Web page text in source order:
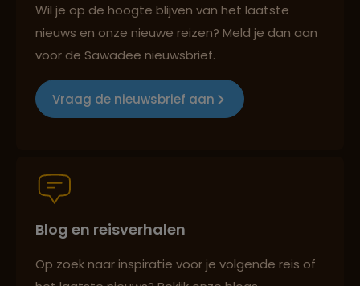
Groepsreizen mét indivuele vrijheid
Best beoordeelde reisroutes
Wil je op de hoogte blijven van het laatste
nieuws en onze nieuwe reizen? Meld je dan aan
voor de Sawadee nieuwsbrief.
Vraag de nieuwsbrief aan
Blog en reisverhalen
Op zoek naar inspiratie voor je volgende reis of